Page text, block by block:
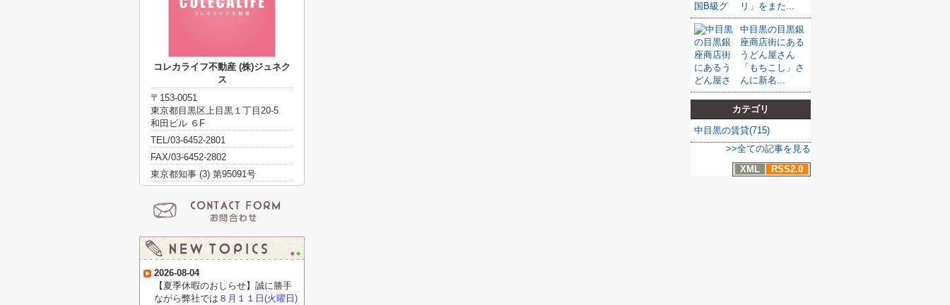
リ」をまた...
中目黒の目黒銀
座商店街にある
うどん屋さん
「もちこし」さ
んに新名...
カテゴリ
中目黒の賃貸(715)
>>全ての記事を見る
XML
RSS2.0
コレカライフ不動産 (株)ジュネク
ス
〒153-0051
東京都目黒区上目黒１丁目20-5
和田ビル ６F
TEL/03-6452-2801
FAX/03-6452-2802
東京都知事 (3) 第95091号
2026-08-04
【夏季休暇のおしらせ】誠に勝手
ながら弊社では ８月１１日(火曜日)